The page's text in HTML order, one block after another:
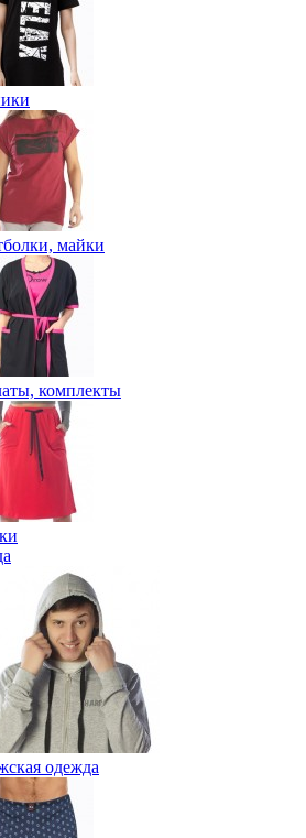
майки
комплекты
одежда